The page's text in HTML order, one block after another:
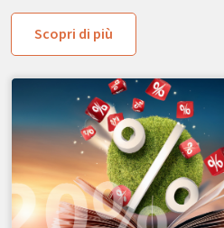
Scopri di più